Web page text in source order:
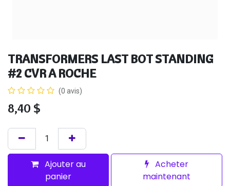
TRANSFORMERS LAST BOT STANDING
#2 CVR A ROCHE
(0 avis)
8,40 $
Ajouter au
panier
Acheter
maintenant